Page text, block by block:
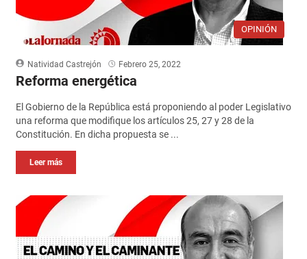
OPINIÓN
Natividad Castrejón Febrero 25, 2022
Reforma energética
El Gobierno de la República está proponiendo al poder Legislativo
una reforma que modifique los artículos 25, 27 y 28 de la
Constitución. En dicha propuesta se ...
Leer más